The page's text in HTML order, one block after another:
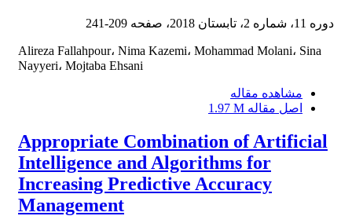
دوره 11، شماره 2، تابستان 2018، صفحه 209-241
Alireza Fallahpour، Nima Kazemi، Mohammad Molani، Sina
Nayyeri، Mojtaba Ehsani
مشاهده مقاله
اصل مقاله 1.97 M
Appropriate Combination of Artificial
Intelligence and Algorithms for
Increasing Predictive Accuracy
Management